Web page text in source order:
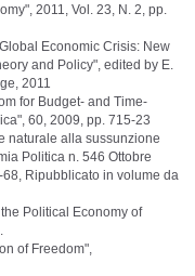
2011, Vol. 23, N. 2, pp.
Economic Crisis: New
and Policy", edited by E.
2011
for Budget- and Time-
60, 2009, pp. 715-23
naturale alla sussunzione
Politica n. 546 Ottobre
Ripubblicato in volume da
Political Economy of
of Freedom",